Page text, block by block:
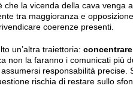
che la vicenda della cava venga
tra maggioranza e
coerenze presenti.
un’altra traiettoria:
non la faranno i comunicati più
responsabilità precise.
rischia di restare sullo